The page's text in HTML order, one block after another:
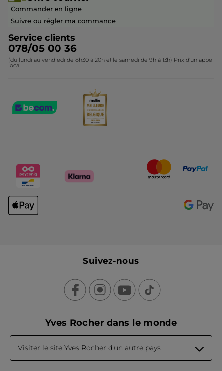
Collection de Noël
Questions & Réponses
Contactez-nous
Devenir franchisé ou gérant
Commander en ligne
Suivre ou régler ma commande
Service clients
078/05 00 36
(du lundi au vendredi de 8h30 à 20h et le samedi de 9h à 13h) Prix d'un appel
local
Suivez-nous
Yves Rocher dans le monde
Visiter le site Yves Rocher d'un autre pays